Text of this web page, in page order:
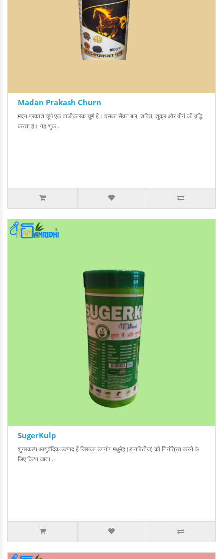
Madan Prakash Churn
मदन प्रकाश चूर्ण एक वाजीकारक चूर्ण है। इसका सेवन बल, शक्ति, शुक्र और वीर्य की वृद्धि
करता है। यह शुक..
SugerKulp
शुगरकल्प आयुर्वेदिक उत्पाद है जिसका उपयोग मधुमेह (डायबिटीज) को नियंत्रित करने के
लिए किया जाता ..